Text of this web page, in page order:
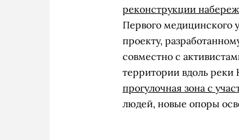
реконструкции
Первого медицинского
проекту,
совместно с
территории вдоль реки
прогулочная зона с
людей, новые опоры